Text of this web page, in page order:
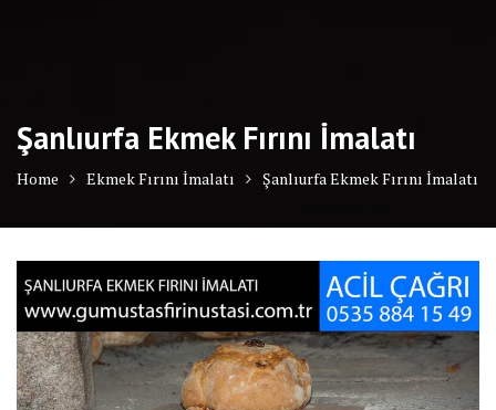
Şanlıurfa Ekmek Fırını İmalatı
Home Ekmek Fırını İmalatı Şanlıurfa Ekmek Fırını İmalatı